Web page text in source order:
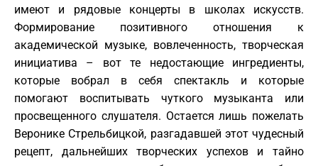
имеют и рядовые концерты в школах искусств.
Формирование позитивного отношения к
академической музыке, вовлеченность, творческая
инициатива – вот те недостающие ингредиенты,
которые вобрал в себя спектакль и которые
помогают воспитывать чуткого музыканта или
просвещенного слушателя. Остается лишь пожелать
Веронике Стрельбицкой, разгадавшей этот чудесный
рецепт, дальнейших творческих успехов и тайно